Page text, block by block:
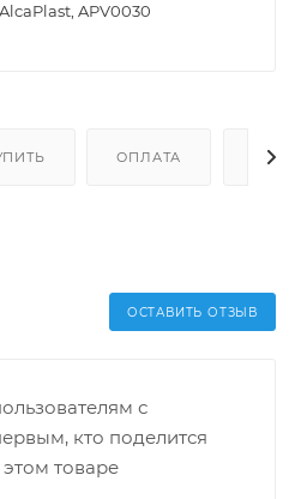
APV0030
ОПЛАТА
ОСТАВИТЬ ОТЗЫВ
с
кто поделится
товаре